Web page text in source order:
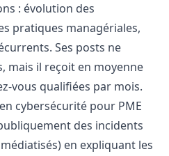
: évolution des
pratiques managériales,
Ses posts ne
mais il reçoit en moyenne
vous qualifiées par mois.
cybersécurité pour PME
des incidents
en expliquant les